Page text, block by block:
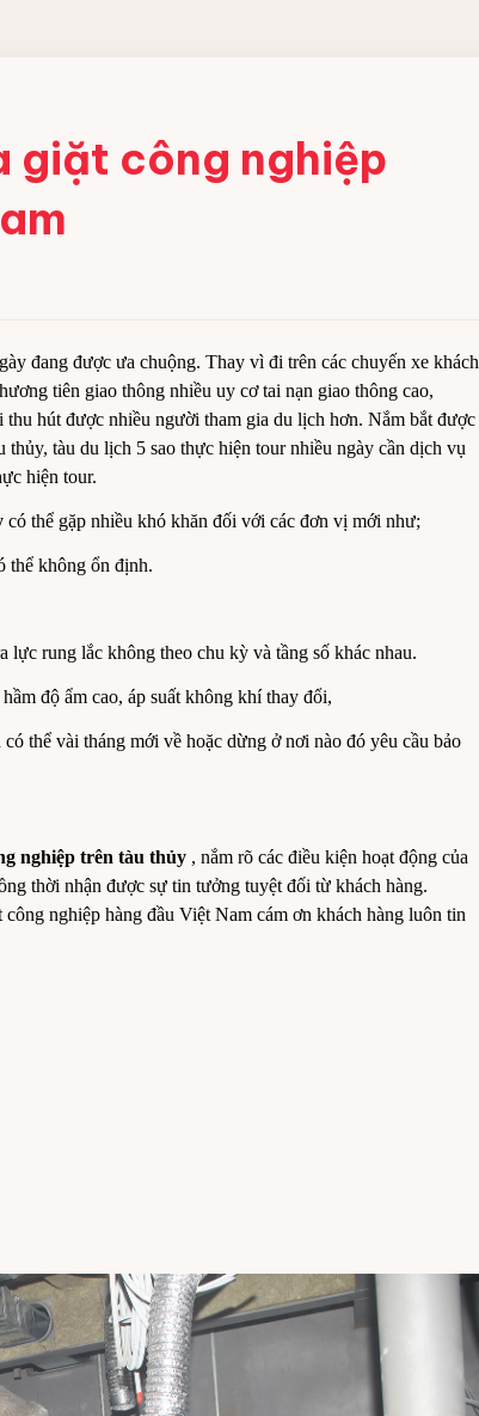
giặt công nghiệp
đang được ưa chuộng. Thay vì đi trên các chuyến xe khách
tiên giao thông nhiều uy cơ tai nạn giao thông cao,
hút được nhiều người tham gia du lịch hơn. Nắm bắt được
tàu du lịch 5 sao thực hiện tour nhiều ngày cần dịch vụ
hiện tour.
có thể gặp nhiều khó khăn đối với các đơn vị mới như;
không ổn định.
rung lắc không theo chu kỳ và tầng số khác nhau.
độ ẩm cao, áp suất không khí thay đổi,
vài tháng mới về hoặc dừng ở nơi nào đó yêu cầu bảo
nghiệp trên tàu thủy , nắm rõ các điều kiện hoạt động của
thời nhận được sự tin tưởng tuyệt đối từ khách hàng.
nghiệp hàng đầu Việt Nam cám ơn khách hàng luôn tin